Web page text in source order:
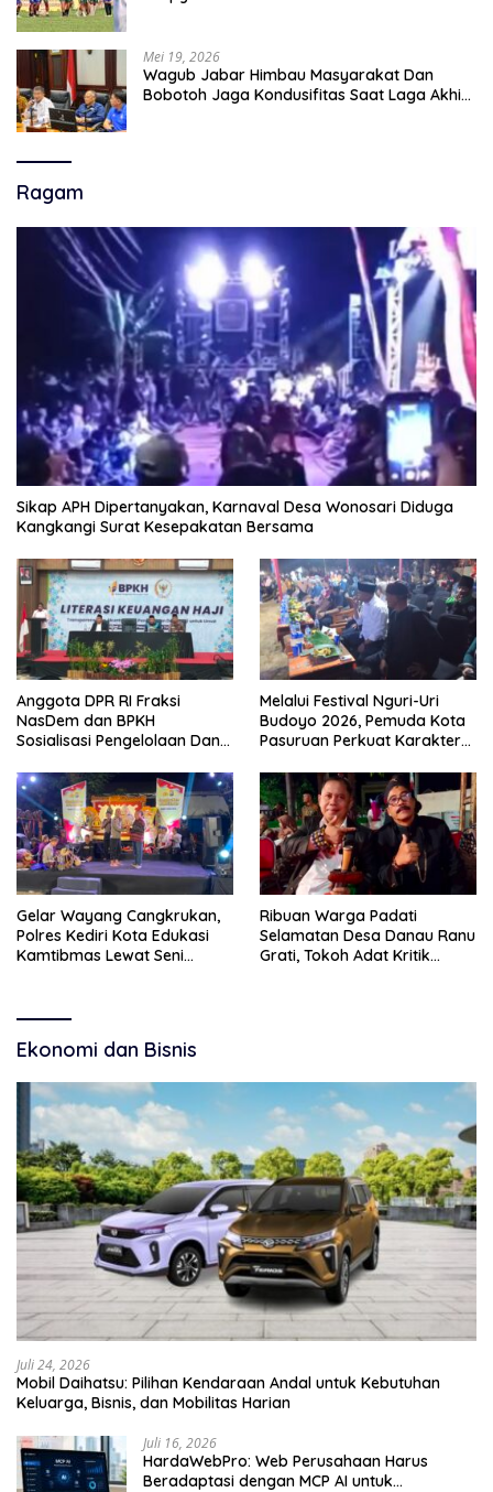
Mei 19, 2026
Wagub Jabar Himbau Masyarakat Dan
Bobotoh Jaga Kondusifitas Saat Laga Akhir
Ragam
Sikap APH Dipertanyakan, Karnaval Desa Wonosari Diduga
Kangkangi Surat Kesepakatan Bersama
Anggota DPR RI Fraksi
NasDem dan BPKH
Sosialisasi Pengelolaan Dana
Melalui Festival Nguri-Uri
Budoyo 2026, Pemuda Kota
Pasuruan Perkuat Karakter
Narkoba
Gelar Wayang Cangkrukan,
Polres Kediri Kota Edukasi
Kamtibmas Lewat Seni
Ribuan Warga Padati
Selamatan Desa Danau Ranu
Grati, Tokoh Adat Kritik
Ekonomi dan Bisnis
Juli 24, 2026
Mobil Daihatsu: Pilihan Kendaraan Andal untuk Kebutuhan
Keluarga, Bisnis, dan Mobilitas Harian
Juli 16, 2026
HardaWebPro: Web Perusahaan Harus
Beradaptasi dengan MCP AI untuk